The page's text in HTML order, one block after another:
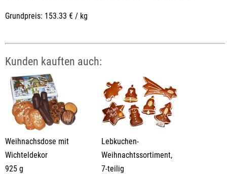
Grundpreis: 153.33 € / kg
Kunden kauften auch:
Weihnachsdose mit
Wichteldekor
925 g
Lebkuchen-
Weihnachtssortiment,
7-teilig